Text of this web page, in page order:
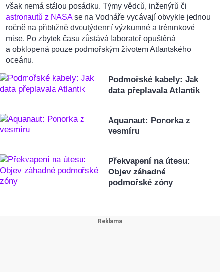
však nemá stálou posádku. Týmy vědců, inženýrů či
astronautů z NASAse na Vodnáře vydávají obvykle jednou
ročně na přibližně dvoutýdenní výzkumné a tréninkové
mise. Po zbytek času zůstává laboratoř opuštěná
a obklopená pouze podmořským životem Atlantského
oceánu.
Podmořské kabely: Jak
data přeplavala Atlantik
Aquanaut: Ponorka z
vesmíru
Překvapení na útesu:
Objev záhadné
podmořské zóny